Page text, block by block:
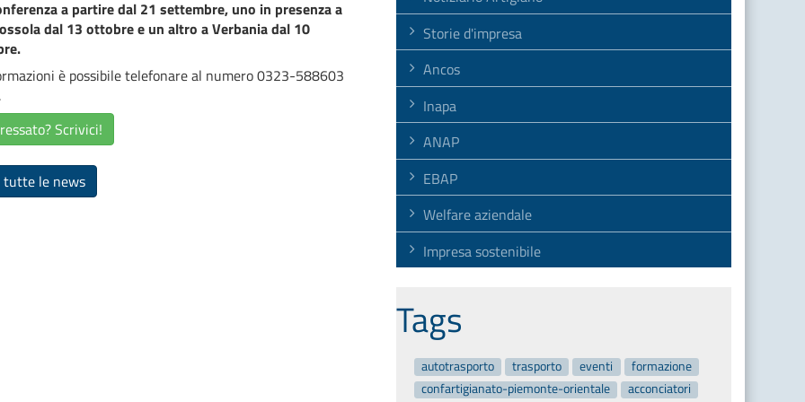
a partire dal 21 settembre, uno in presenza a
dal 13 ottobre e un altro a Verbania dal 10
è possibile telefonare al numero 0323-588603
Scrivici!
tutte le news
Storie d'impresa
Ancos
Inapa
ANAP
EBAP
Welfare aziendale
Impresa sostenibile
Tags
autotrasporto trasporto eventi
formazione
confartigianato-piemonte-orientale
acconciatori